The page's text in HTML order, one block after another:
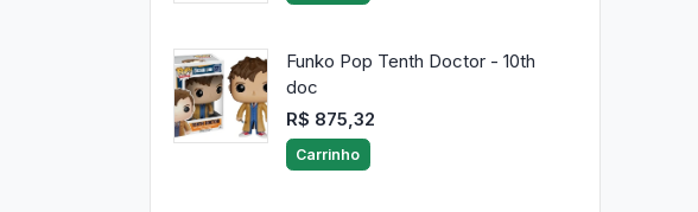
Funko Pop Tenth Doctor - 10th
doc
R$ 875,32
Carrinho